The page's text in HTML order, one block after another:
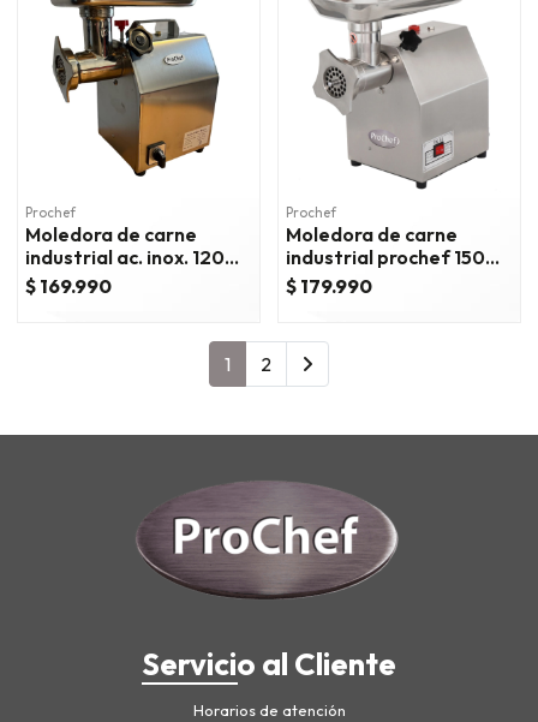
Prochef
Moledora de carne
industrial ac. inox. 120
kg/hora con reversa
$ 169.990
Prochef
Moledora de carne
industrial prochef 150
kg/hora
$ 179.990
1 2
Servicio al Cliente
Horarios de atención